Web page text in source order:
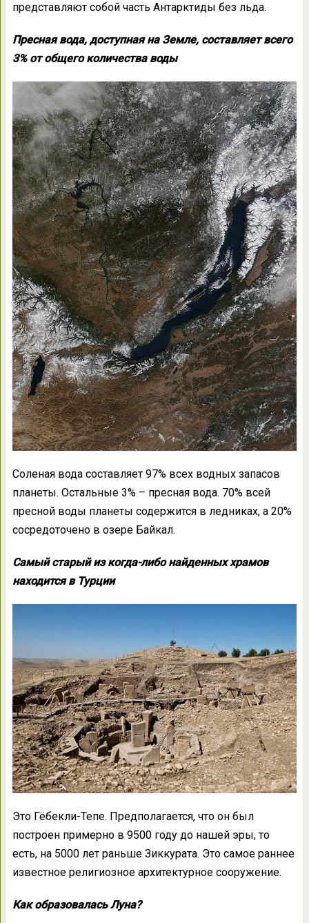
представляют собой часть Антарктиды без льда.
Пресная вода, доступная на Земле, составляет всего
3% от общего количества воды
Соленая вода составляет 97% всех водных запасов
планеты. Остальные 3% – пресная вода. 70% всей
пресной воды планеты содержится в ледниках, а 20%
сосредоточено в озере Байкал.
Самый старый из когда-либо найденных храмов
находится в Турции
Это Гёбекли-Тепе. Предполагается, что он был
построен примерно в 9500 году до нашей эры, то
есть, на 5000 лет раньше Зиккурата. Это самое раннее
известное религиозное архитектурное сооружение.
Как образовалась Луна?